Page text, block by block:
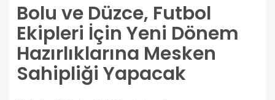
Bolu ve Düzce, Futbol
Ekipleri İçin Yeni Dönem
Hazırlıklarına Mesken
Sahipliği Yapacak